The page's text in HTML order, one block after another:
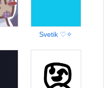
Svetik ♡✧